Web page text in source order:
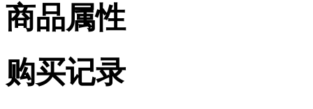
商品属性
购买记录